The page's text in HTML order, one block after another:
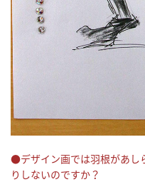
●デザイン画では羽根があし
りしないのですか？